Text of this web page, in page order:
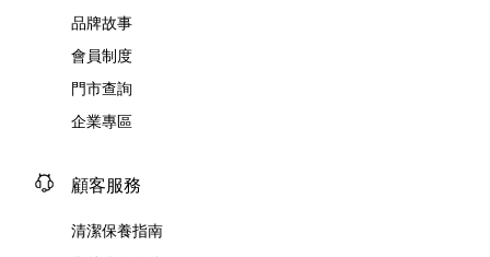
品牌故事
會員制度
門市查詢
企業專區
顧客服務
清潔保養指南